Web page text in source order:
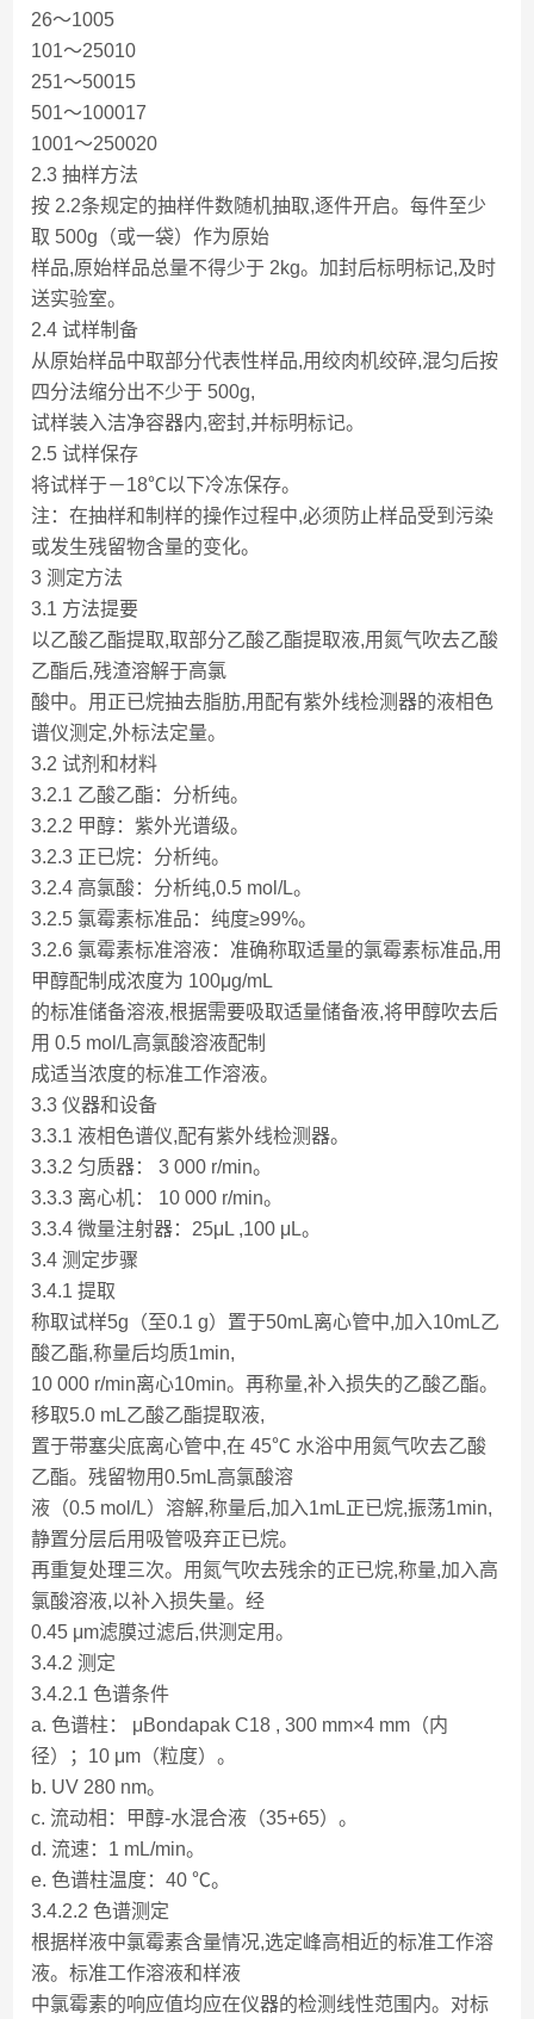
26～1005
101～25010
251～50015
501～100017
1001～250020
2.3 抽样方法
按 2.2条规定的抽样件数随机抽取,逐件开启。每件至少
取 500g（或一袋）作为原始
样品,原始样品总量不得少于 2kg。加封后标明标记,及时
送实验室。
2.4 试样制备
从原始样品中取部分代表性样品,用绞肉机绞碎,混匀后按
四分法缩分出不少于 500g,
试样装入洁净容器内,密封,并标明标记。
2.5 试样保存
将试样于－18℃以下冷冻保存。
注：在抽样和制样的操作过程中,必须防止样品受到污染
或发生残留物含量的变化。
3 测定方法
3.1 方法提要
以乙酸乙酯提取,取部分乙酸乙酯提取液,用氮气吹去乙酸
乙酯后,残渣溶解于高氯
酸中。用正已烷抽去脂肪,用配有紫外线检测器的液相色
谱仪测定,外标法定量。
3.2 试剂和材料
3.2.1 乙酸乙酯：分析纯。
3.2.2 甲醇：紫外光谱级。
3.2.3 正已烷：分析纯。
3.2.4 高氯酸：分析纯,0.5 mol/L。
3.2.5 氯霉素标准品：纯度≥99%。
3.2.6 氯霉素标准溶液：准确称取适量的氯霉素标准品,用
甲醇配制成浓度为 100μg/mL
的标准储备溶液,根据需要吸取适量储备液,将甲醇吹去后
用 0.5 mol/L高氯酸溶液配制
成适当浓度的标准工作溶液。
3.3 仪器和设备
3.3.1 液相色谱仪,配有紫外线检测器。
3.3.2 匀质器： 3 000 r/min。
3.3.3 离心机： 10 000 r/min。
3.3.4 微量注射器：25μL ,100 μL。
3.4 测定步骤
3.4.1 提取
称取试样5g（至0.1 g）置于50mL离心管中,加入10mL乙
酸乙酯,称量后均质1min,
10 000 r/min离心10min。再称量,补入损失的乙酸乙酯。
移取5.0 mL乙酸乙酯提取液,
置于带塞尖底离心管中,在 45℃ 水浴中用氮气吹去乙酸
乙酯。残留物用0.5mL高氯酸溶
液（0.5 mol/L）溶解,称量后,加入1mL正已烷,振荡1min,
静置分层后用吸管吸弃正已烷。
再重复处理三次。用氮气吹去残余的正已烷,称量,加入高
氯酸溶液,以补入损失量。经
0.45 μm滤膜过滤后,供测定用。
3.4.2 测定
3.4.2.1 色谱条件
a. 色谱柱： μBondapak C18 , 300 mm×4 mm（内
径）；10 μm（粒度）。
b. UV 280 nm。
c. 流动相：甲醇-水混合液（35+65）。
d. 流速：1 mL/min。
e. 色谱柱温度：40 ℃。
3.4.2.2 色谱测定
根据样液中氯霉素含量情况,选定峰高相近的标准工作溶
液。标准工作溶液和样液
中氯霉素的响应值均应在仪器的检测线性范围内。对标